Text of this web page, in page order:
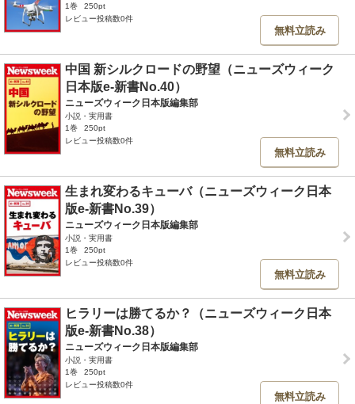
1巻
250pt
レビュー投稿数0件
無料立読み
中国 新シルクロードの野望（ニューズウィーク
日本版e-新書No.40）
ニューズウィーク日本版編集部
小説・実用書
1巻
250pt
レビュー投稿数0件
無料立読み
生まれ変わるキューバ（ニューズウィーク日本
版e-新書No.39）
ニューズウィーク日本版編集部
小説・実用書
1巻
250pt
レビュー投稿数0件
無料立読み
ヒラリーは勝てるか？（ニューズウィーク日本
版e-新書No.38）
ニューズウィーク日本版編集部
小説・実用書
1巻
250pt
レビュー投稿数0件
無料立読み